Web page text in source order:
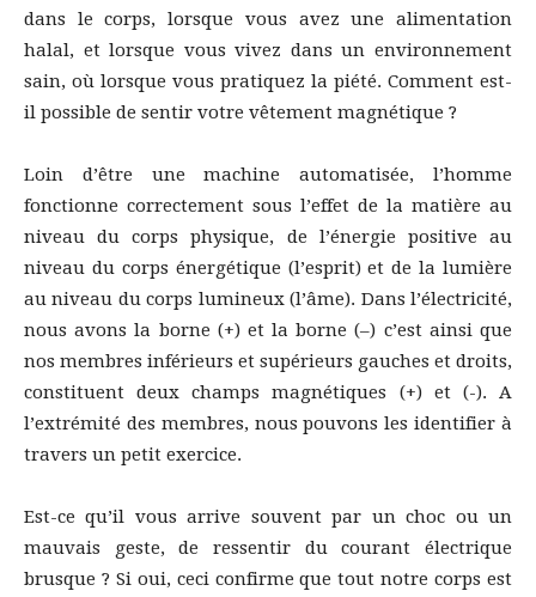
dans le corps, lorsque vous avez une alimentation
halal, et lorsque vous vivez dans un environnement
sain, où lorsque vous pratiquez la piété. Comment est-
il possible de sentir votre vêtement magnétique ?
Loin d’être une machine automatisée, l’homme
fonctionne correctement sous l’effet de la matière au
niveau du corps physique, de l’énergie positive au
niveau du corps énergétique (l’esprit) et de la lumière
au niveau du corps lumineux (l’âme). Dans l’électricité,
nous avons la borne (+) et la borne (–) c’est ainsi que
nos membres inférieurs et supérieurs gauches et droits,
constituent deux champs magnétiques (+) et (-). A
l’extrémité des membres, nous pouvons les identifier à
travers un petit exercice.
Est-ce qu’il vous arrive souvent par un choc ou un
mauvais geste, de ressentir du courant électrique
brusque ? Si oui, ceci confirme que tout notre corps est